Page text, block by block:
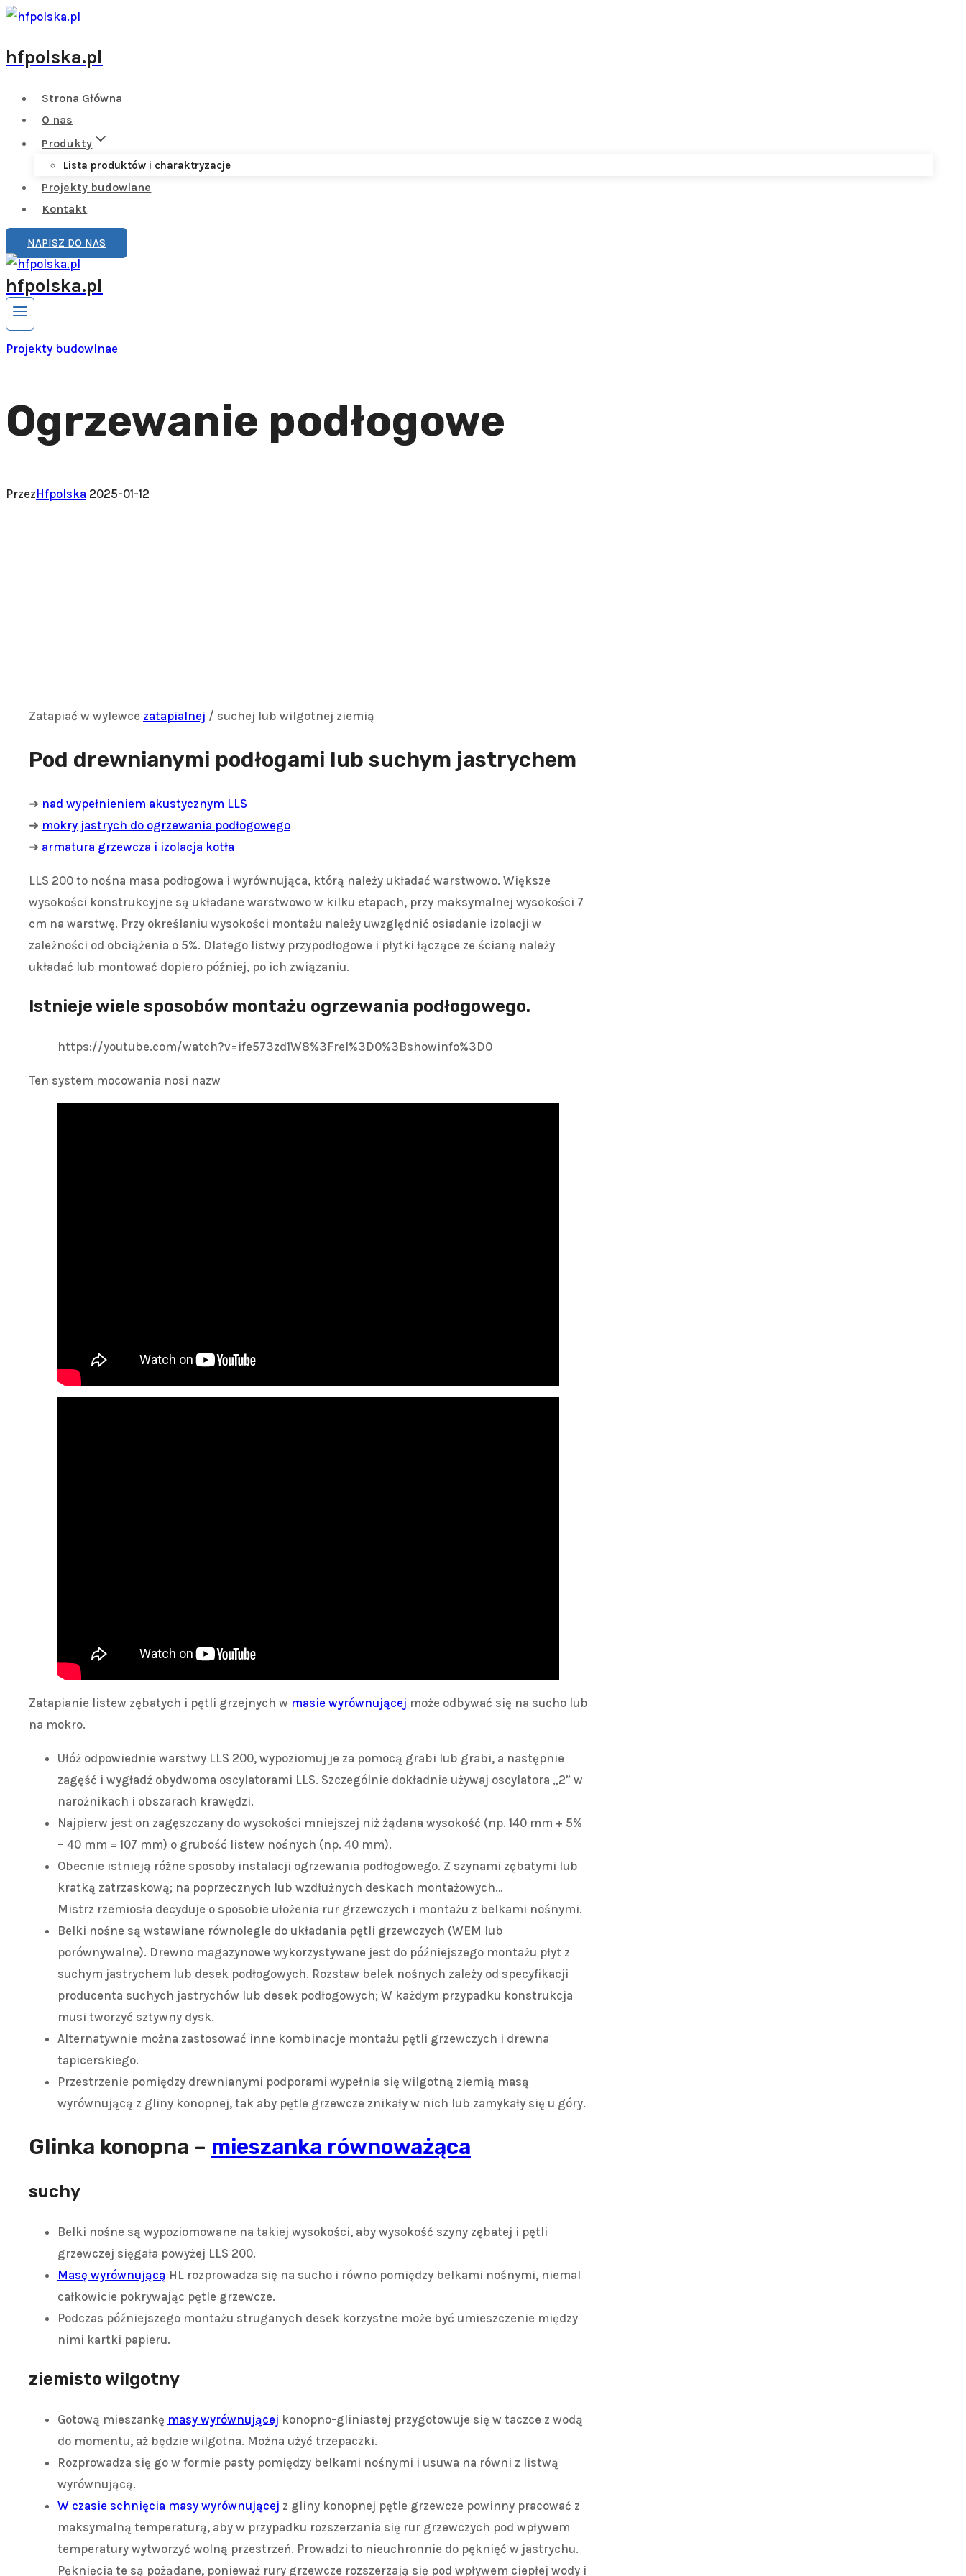
hfpolska.pl
Strona Główna
O nas
Produkty
Lista produktów i charaktryzacje
Projekty budowlane
Kontakt
NAPISZ DO NAS
hfpolska.pl
Projekty budowlnae
Ogrzewanie podłogowe
PrzezHfpolska 2025-01-12
Zatapiać w wylewce zatapialnej / suchej lub wilgotnej ziemią
Pod drewnianymi podłogami lub suchym jastrychem
➜ nad wypełnieniem akustycznym LLS
➜ mokry jastrych do ogrzewania podłogowego
➜ armatura grzewcza i izolacja kotła
LLS 200 to nośna masa podłogowa i wyrównująca, którą należy układać warstwowo. Większe
wysokości konstrukcyjne są układane warstwowo w kilku etapach, przy maksymalnej wysokości 7
cm na warstwę. Przy określaniu wysokości montażu należy uwzględnić osiadanie izolacji w
zależności od obciążenia o 5%. Dlatego listwy przypodłogowe i płytki łączące ze ścianą należy
układać lub montować dopiero później, po ich związaniu.
Istnieje wiele sposobów montażu ogrzewania podłogowego.
https://youtube.com/watch?v=ife573zd1W8%3Frel%3D0%3Bshowinfo%3D0
Ten system mocowania nosi nazw
Zatapianie listew zębatych i pętli grzejnych w masie wyrównującej może odbywać się na sucho lub
na mokro.
Ułóż odpowiednie warstwy LLS 200, wypoziomuj je za pomocą grabi lub grabi, a następnie
zagęść i wygładź obydwoma oscylatorami LLS. Szczególnie dokładnie używaj oscylatora „2” w
narożnikach i obszarach krawędzi.
Najpierw jest on zagęszczany do wysokości mniejszej niż żądana wysokość (np. 140 mm + 5%
– 40 mm = 107 mm) o grubość listew nośnych (np. 40 mm).
Obecnie istnieją różne sposoby instalacji ogrzewania podłogowego. Z szynami zębatymi lub
kratką zatrzaskową; na poprzecznych lub wzdłużnych deskach montażowych…
Mistrz rzemiosła decyduje o sposobie ułożenia rur grzewczych i montażu z belkami nośnymi.
Belki nośne są wstawiane równolegle do układania pętli grzewczych (WEM lub
porównywalne). Drewno magazynowe wykorzystywane jest do późniejszego montażu płyt z
suchym jastrychem lub desek podłogowych. Rozstaw belek nośnych zależy od specyfikacji
producenta suchych jastrychów lub desek podłogowych; W każdym przypadku konstrukcja
musi tworzyć sztywny dysk.
Alternatywnie można zastosować inne kombinacje montażu pętli grzewczych i drewna
tapicerskiego.
Przestrzenie pomiędzy drewnianymi podporami wypełnia się wilgotną ziemią masą
wyrównującą z gliny konopnej, tak aby pętle grzewcze znikały w nich lub zamykały się u góry.
Glinka konopna – mieszanka równoważąca
suchy
Belki nośne są wypoziomowane na takiej wysokości, aby wysokość szyny zębatej i pętli
grzewczej sięgała powyżej LLS 200.
Masę wyrównującą HL rozprowadza się na sucho i równo pomiędzy belkami nośnymi, niemal
całkowicie pokrywając pętle grzewcze.
Podczas późniejszego montażu struganych desek korzystne może być umieszczenie między
nimi kartki papieru.
ziemisto wilgotny
Gotową mieszankę masy wyrównującej konopno-gliniastej przygotowuje się w taczce z wodą
do momentu, aż będzie wilgotna. Można użyć trzepaczki.
Rozprowadza się go w formie pasty pomiędzy belkami nośnymi i usuwa na równi z listwą
wyrównującą.
W czasie schnięcia masy wyrównującej z gliny konopnej pętle grzewcze powinny pracować z
maksymalną temperaturą, aby w przypadku rozszerzania się rur grzewczych pod wpływem
temperatury wytworzyć wolną przestrzeń. Prowadzi to nieuchronnie do pęknięć w jastrychu.
Pęknięcia te są pożądane, ponieważ rury grzewcze rozszerzają się pod wpływem ciepłej wody i